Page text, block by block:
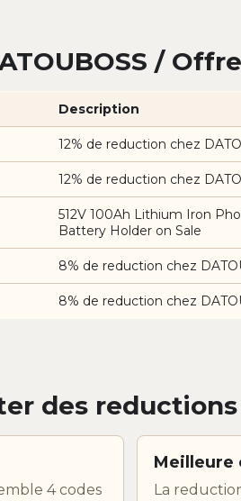
/
Description
12% de reduction chez
12% de reduction chez
512V 100Ah Lithium Iron
Battery Holder on Sale
8% de reduction chez
8% de reduction chez
des reductions
4 codes
Meilleure
La